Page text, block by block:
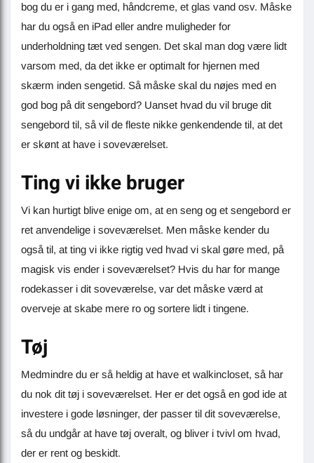
bog du er i gang med, håndcreme, et glas vand osv. Måske
har du også en iPad eller andre muligheder for
underholdning tæt ved sengen. Det skal man dog være lidt
varsom med, da det ikke er optimalt for hjernen med
skærm inden sengetid. Så måske skal du nøjes med en
god bog på dit sengebord? Uanset hvad du vil bruge dit
sengebord til, så vil de fleste nikke genkendende til, at det
er skønt at have i soveværelset.
Ting vi ikke bruger
Vi kan hurtigt blive enige om, at en seng og et sengebord er
ret anvendelige i soveværelset. Men måske kender du
også til, at ting vi ikke rigtig ved hvad vi skal gøre med, på
magisk vis ender i soveværelset? Hvis du har for mange
rodekasser i dit soveværelse, var det måske værd at
overveje at skabe mere ro og sortere lidt i tingene.
Tøj
Medmindre du er så heldig at have et walkincloset, så har
du nok dit tøj i soveværelset. Her er det også en god ide at
investere i gode løsninger, der passer til dit soveværelse,
så du undgår at have tøj overalt, og bliver i tvivl om hvad,
der er rent og beskidt.